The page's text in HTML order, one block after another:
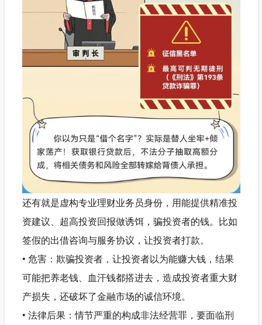
还有就是虚构专业理财业务员身份，用能提供精准投
资建议、超高投资回报做诱饵，骗投资者的钱。比如
签假的出借咨询与服务协议，让投资者打款。
• 危害：欺骗投资者，让投资者以为能赚大钱，结果
可能把养老钱、血汗钱都搭进去，造成投资者重大财
产损失，还破坏了金融市场的诚信环境。
• 法律后果：情节严重的构成非法经营罪，要面临刑